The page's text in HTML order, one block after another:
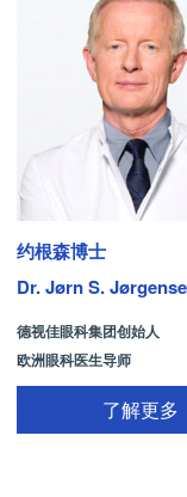
约根森博士
Dr. Jørn S.
德视佳眼科集团创始人
欧洲眼科医生导师
拥有35年眼科从业经历
了解更多